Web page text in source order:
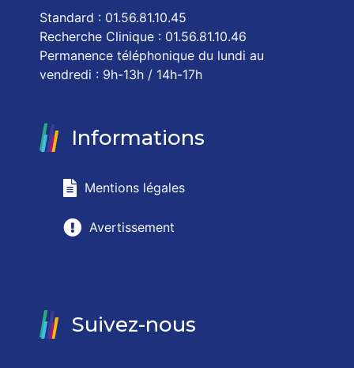
Standard : 01.56.81.10.45
Recherche Clinique : 01.56.81.10.46
Permanence téléphonique du lundi au
vendredi : 9h-13h / 14h-17h
Informations
Mentions légales
Avertissement
Suivez-nous